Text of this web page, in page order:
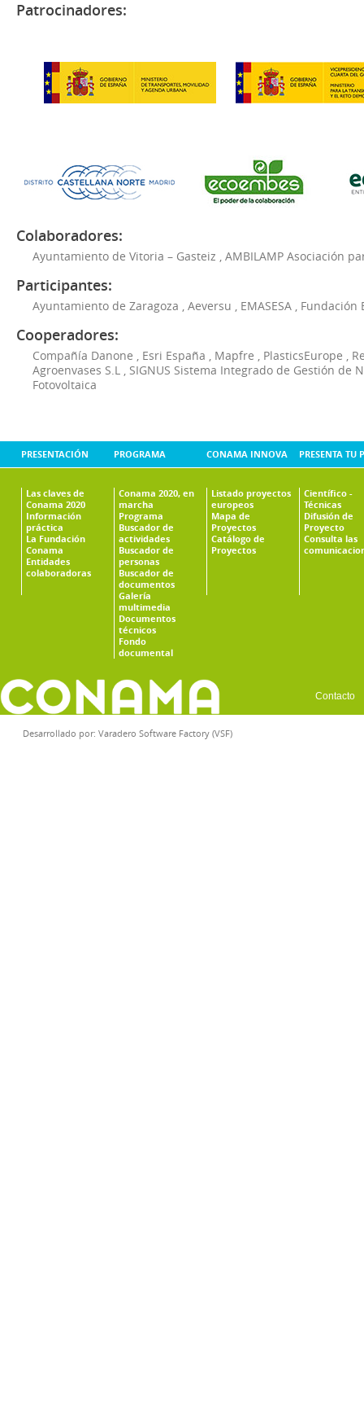
Patrocinadores:
Colaboradores:
Ayuntamiento de Vitoria – Gasteiz AMBILAMP Asociación
Participantes:
Ayuntamiento de Zaragoza Aeversu EMASESA Fundación
Cooperadores:
Compañía Danone Esri España Mapfre PlasticsEurope
Agroenvases S.L
SIGNUS Sistema Integrado de Gestión de
Fotovoltaica
PRESENTACIÓN
Las claves de
Conama 2020
Información
práctica
La Fundación
Conama
Entidades
colaboradoras
PROGRAMA
Conama 2020, en
marcha
Programa
Buscador de
actividades
Buscador de
personas
Buscador de
documentos
Galería
multimedia
Documentos
técnicos
Fondo
documental
CONAMA INNOVA
Listado proyectos
europeos
Mapa de
Proyectos
Catálogo de
Proyectos
PRESENTA TU
Científico -
Técnicas
Difusión de
Proyecto
Consulta las
Contacto
Desarrollado por: Varadero Software Factory (VSF)